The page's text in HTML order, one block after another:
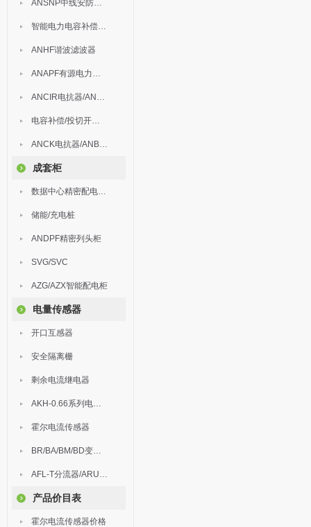
ANSNP中线安防保护器
智能电力电容补偿装置
ANHF谐波滤波器
ANAPF有源电力滤波器
ANCIR电抗器/ANHPD300谐波保护器
电容补偿/投切开关/ARC
ANCK电抗器/ANBSMJ自愈式低压并联电容器
成套柜
数据中心精密配电监控装置
储能/充电桩
ANDPF精密列头柜
SVG/SVC
AZG/AZX智能配电柜
电量传感器
开口互感器
安全隔离栅
剩余电流继电器
AKH-0.66系列电流互感器
霍尔电流传感器
BR/BA/BM/BD变送器
AFL-T分流器/ARU浪涌保护器
产品价目表
霍尔电流传感器价格